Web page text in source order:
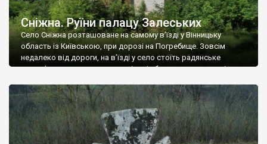
Сніжна. Руїни палацу Залеських
Село Сніжна розташоване на самому в’їзді у Вінницьку
область із Київською, при дорозі на Погребище. Зовсім
недалеко від дороги, на в’їзді у село стоїть радянське
рельєфне пано, яке показує жінку і яблуню, а трохи далі, десь
не видно, але видно дві стареньких колії у траві – […]